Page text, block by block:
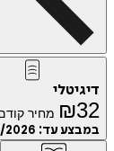
₪ מחיר קודם: ₪48
עד:31/08/2026